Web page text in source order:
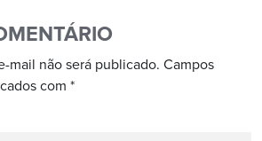
mail não será publicado. Campos
com *